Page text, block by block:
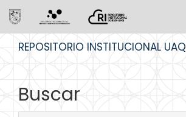
REPOSITORIO INSTITUCIONAL UAQ
Buscar